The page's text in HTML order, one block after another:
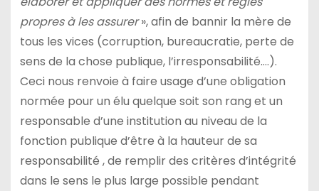
propres à les assurer», afin de bannir la mère de
tous les vices (corruption, bureaucratie, perte de
sens de la chose publique, l’irresponsabilité….).
Ceci nous renvoie à faire usage d’une obligation
normée pour un élu quelque soit son rang et un
responsable d’une institution au niveau de la
fonction publique d’être à la hauteur de sa
responsabilité , de remplir des critères d’intégrité
dans le sens le plus large possible pendant